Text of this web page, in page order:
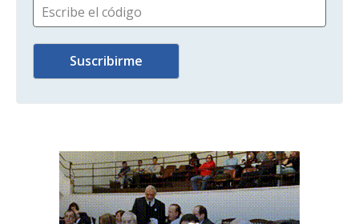
Escribe el código